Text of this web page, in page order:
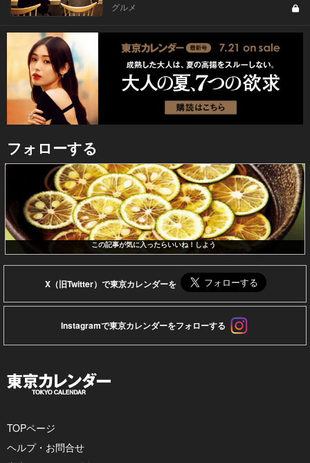
グルメ
フォローする
この記事が気に入ったらいいね！しよう
X（旧Twitter）で東京カレンダーを
Instagramで東京カレンダーをフォローする
TOPページ
ヘルプ・お問合せ